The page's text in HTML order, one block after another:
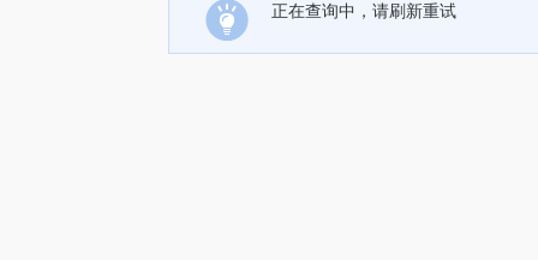
正在查询中，请刷新重试